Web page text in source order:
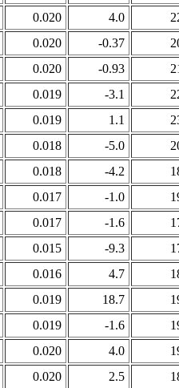
0.020 4.0
0.020 -0.37
0.020 -0.93
0.019 -3.1
0.019 1.1
0.018 -5.0
0.018 -4.2
0.017 -1.0
0.017 -1.6
0.015 -9.3
0.016 4.7
0.019 18.7
0.019 -1.6
0.020 4.0
0.020 2.5